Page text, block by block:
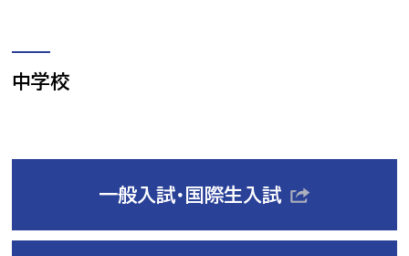
中学校
一般入試・国際生入試